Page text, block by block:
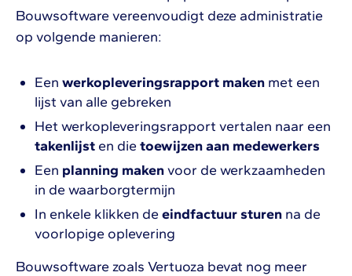
Bouwsoftware vereenvoudigt deze administratie
op volgende manieren:
Een werkopleveringsrapport maken met een
lijst van alle gebreken
Het werkopleveringsrapport vertalen naar een
takenlijst en die toewijzen aan medewerkers
Een planning makenvoor de werkzaamheden
in de waarborgtermijn
In enkele klikken de eindfactuur sturen na de
voorlopige oplevering
Bouwsoftware zoals Vertuoza bevat nog meer